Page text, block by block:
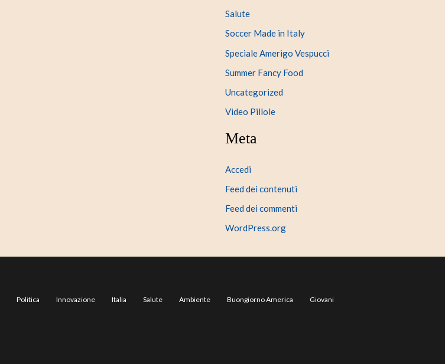
Salute
Soccer Made in Italy
Speciale Amerigo Vespucci
Summer Fancy Food
Uncategorized
Video Pillole
Meta
Accedi
Feed dei contenuti
Feed dei commenti
WordPress.org
Politica Innovazione Italia Salute Ambiente Buongiorno America Giovani